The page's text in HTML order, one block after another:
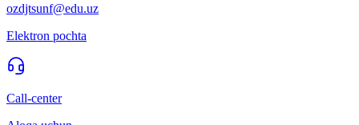
ozdjtsunf@edu.uz
Elektron pochta
Call-center